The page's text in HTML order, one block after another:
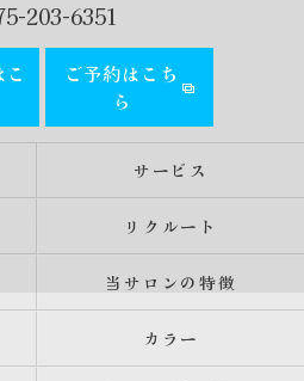
203-6351
ご予約はこち
ら
サービス
リクルート
当サロンの特徴
カラー